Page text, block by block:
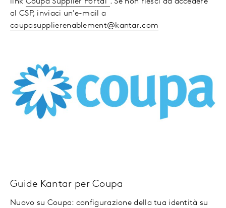
al CSP, inviaci un'e-mail a
coupasupplierenablement@kantar.com
Guide Kantar per Coupa
Nuovo su Coupa: configurazione della tua identità su